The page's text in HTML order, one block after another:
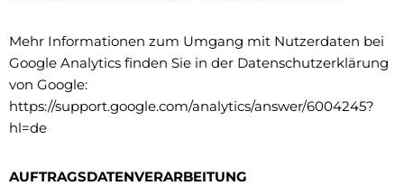
Mehr Informationen zum Umgang mit Nutzerdaten bei
Google Analytics finden Sie in der Datenschutzerklärung
von Google:
https://support.google.com/analytics/answer/6004245?
hl=de
AUFTRAGSDATENVERARBEITUNG